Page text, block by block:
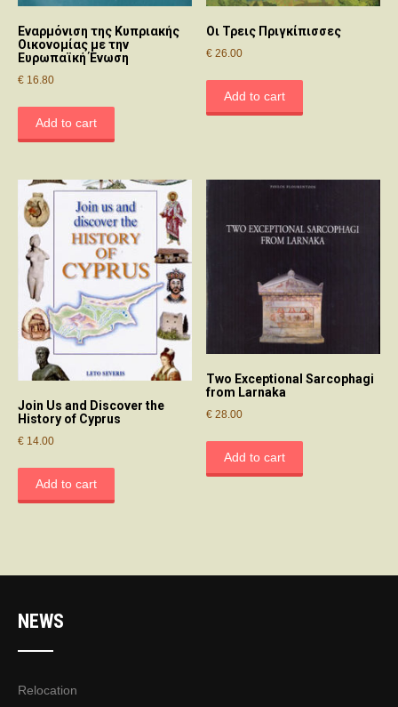
Εναρμόνιση της Κυπριακής
Οικoνoμίας με την
Ευρωπαϊκή Ένωση
€ 16.80
Add to cart
Οι Τρεις Πριγκίπισσες
€ 26.00
Add to cart
Join Us and Discover the
History of Cyprus
€ 14.00
Add to cart
Two Exceptional Sarcophagi
from Larnaka
€ 28.00
Add to cart
NEWS
Relocation